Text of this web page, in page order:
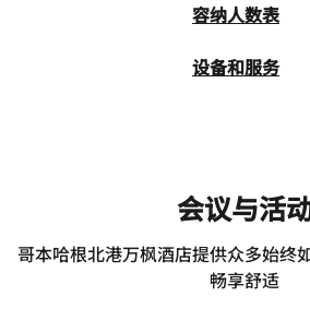
容纳人数表
设备和服务
会议与活
哥本哈根北港万枫酒店提供众多始终
畅享舒适